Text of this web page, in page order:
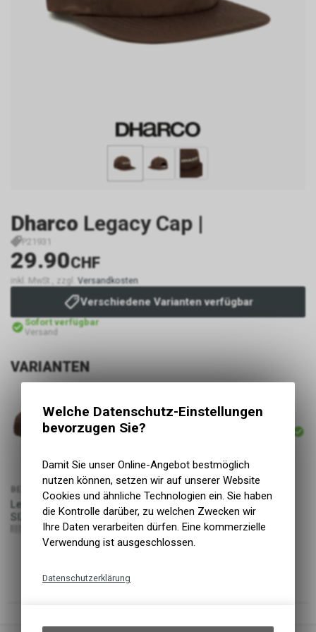
Dharco Legacy Cap |
P21931
29.90CHF
inkl. MwSt., zzgl. Versandkosten
Verschiedene Varianten verfügbar
Sofort verfügbar
Versand
VARIANTEN
ARTIKELNUMMER
BEZEICHNUNG
Legacy Cap | Nomad, ONE
SIZE
9355696044458
PREIS
29.90 CHF
Welche Datenschutz-Einstellungen
bevorzugen Sie?
Damit Sie unser Online-Angebot bestmöglich
nutzen können, setzen wir auf unserer Website
Cookies und ähnliche Technologien ein. Sie haben
die Kontrolle darüber, zu welchen Zwecken wir
Ihre Daten verarbeiten dürfen. Eine kommerzielle
Verwendung ist ausgeschlossen.
Datenschutzerklärung